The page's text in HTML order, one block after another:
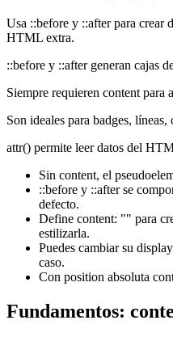
Usa ::before y ::after para crear
HTML extra.
::before y ::after generan cajas
Siempre requieren content para
Son ideales para badges,
attr() permite leer datos del
Sin content, el
::before y ::after se
defecto.
Define content: "" para
estilizarla.
Puedes cambiar su
caso.
Con position absoluta
Fundamentos: